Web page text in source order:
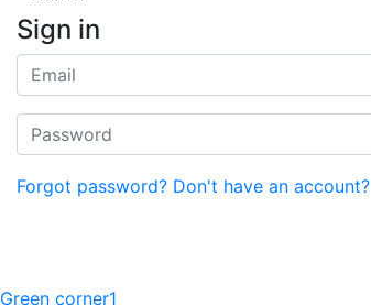
Sign in
Forgot password? Don't have an account?
Green corner1